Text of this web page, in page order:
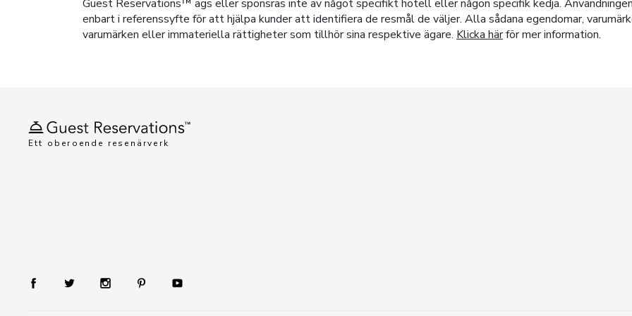
Guest Reservations™ ägs eller sponsras inte av något specifikt hotell eller någon specifik kedja.
enbart i referenssyfte för att hjälpa kunder att identifiera de resmål de väljer. Alla sådana egendomar,
varumärken eller immateriella rättigheter som tillhör sina respektive ägare. Klicka härför mer information.
Ett oberoende resenärverk